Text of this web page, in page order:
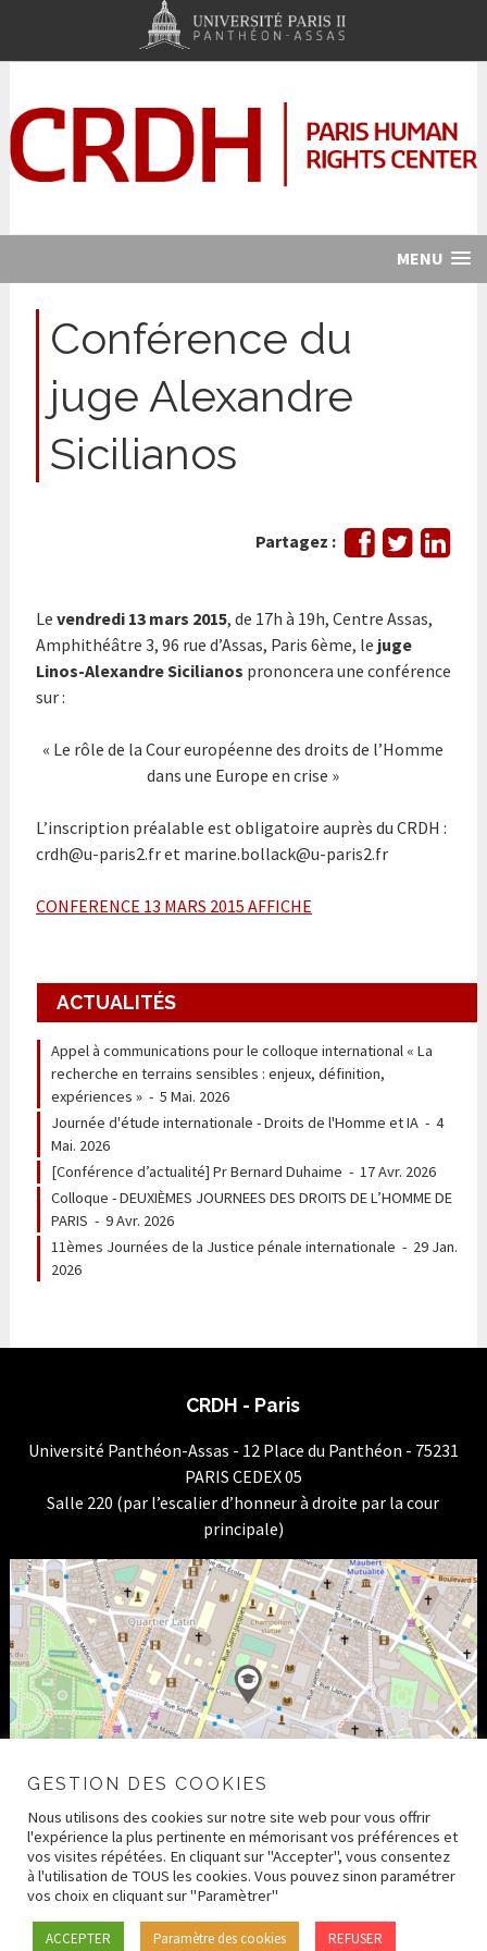
MENU
Conférence du
juge Alexandre
Sicilianos
Partagez :
Partager
sur
Tweeter
Le vendredi 13 mars 2015, de 17h à 19h, Centre Assas,
Amphithéâtre 3, 96 rue d’Assas, Paris 6ème, le juge
Linos-Alexandre Sicilianos prononcera une conférence
sur :
« Le rôle de la Cour européenne des droits de l’Homme
dans une Europe en crise »
L’inscription préalable est obligatoire auprès du CRDH :
crdh@u-paris2.fr et marine.bollack@u-paris2.fr
CONFERENCE 13 MARS 2015 AFFICHE
ACTUALITÉS
Appel à communications pour le colloque international « La
recherche en terrains sensibles : enjeux, définition,
expériences »- 5 Mai. 2026
Journée d'étude internationale - Droits de l'Homme et IA- 4
Mai. 2026
[Conférence d’actualité] Pr Bernard Duhaime - 17 Avr. 2026
Colloque - DEUXIÈMES JOURNEES DES DROITS DE L’HOMME DE
PARIS - 9 Avr. 2026
11èmes Journées de la Justice pénale internationale - 29 Jan.
2026
CRDH - Paris
Université Panthéon-Assas - 12 Place du Panthéon - 75231
PARIS CEDEX 05
Salle 220 (par l’escalier d’honneur à droite par la cour
principale)
© 2026 CRDH – Paris Human Rights Center –Mentions
GESTION DES COOKIES
Nous utilisons des cookies sur notre site web pour vous offrir
l'expérience la plus pertinente en mémorisant vos préférences et
vos visites répétées. En cliquant sur "Accepter", vous consentez
à l'utilisation de TOUS les cookies. Vous pouvez sinon paramétrer
vos choix en cliquant sur "Paramètrer"
ACCEPTER Paramètre des cookies REFUSER